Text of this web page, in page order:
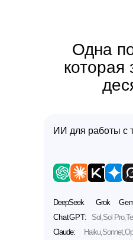
Sol,Sol
ChatGPT:
Claude:
Grok
DeepSeek
ИИ для работы с
Одна
которая